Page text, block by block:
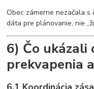
Obec zámerne nezačala
dáta pre plánovanie, nie
6) Čo ukázali
prekvapenia